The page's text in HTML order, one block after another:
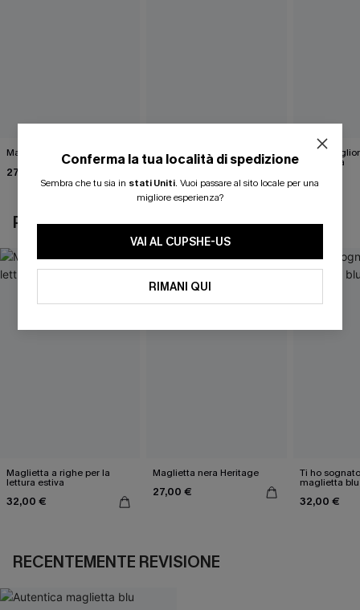
Maglietta nera Heritage
27,00 €
Gilet bianco Wrap It Up Abito
tinta unita
46,00 €
POTREBBE INTERESSARTI ANCHE
Maglietta a righe per la
lettura estiva
32,00 €
Maglietta nera Heritage
27,00 €
Ti ho
maglietta blu
32,00 €
RECENTEMENTE REVISIONE
Conferma la tua località di spedizione
Sembra che tu sia in stati Uniti. Vuoi passare al sito locale per una
migliore esperienza?
VAI AL CUPSHE-US
RIMANI QUI